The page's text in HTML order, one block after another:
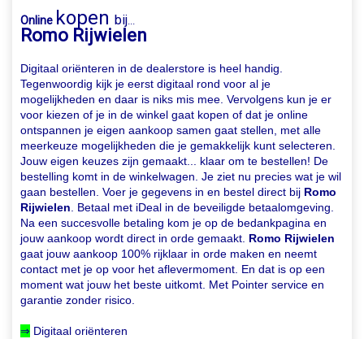
Online kopen bij...
Romo Rijwielen
Digitaal oriënteren in de dealerstore is heel handig.
Tegenwoordig kijk je eerst digitaal rond voor al je
mogelijkheden en daar is niks mis mee. Vervolgens kun je er
voor kiezen of je in de winkel gaat kopen of dat je online
ontspannen je eigen aankoop samen gaat stellen, met alle
meerkeuze mogelijkheden die je gemakkelijk kunt selecteren.
Jouw eigen keuzes zijn gemaakt... klaar om te bestellen! De
bestelling komt in de winkelwagen. Je ziet nu precies wat je wil
gaan bestellen. Voer je gegevens in en bestel direct bij Romo
Rijwielen. Betaal met iDeal in de beveiligde betaalomgeving.
Na een succesvolle betaling kom je op de bedankpagina en
jouw aankoop wordt direct in orde gemaakt. Romo Rijwielen
gaat jouw aankoop 100% rijklaar in orde maken en neemt
contact met je op voor het aflevermoment. En dat is op een
moment wat jouw het beste uitkomt. Met Pointer service en
garantie zonder risico.
⇒ Digitaal oriënteren